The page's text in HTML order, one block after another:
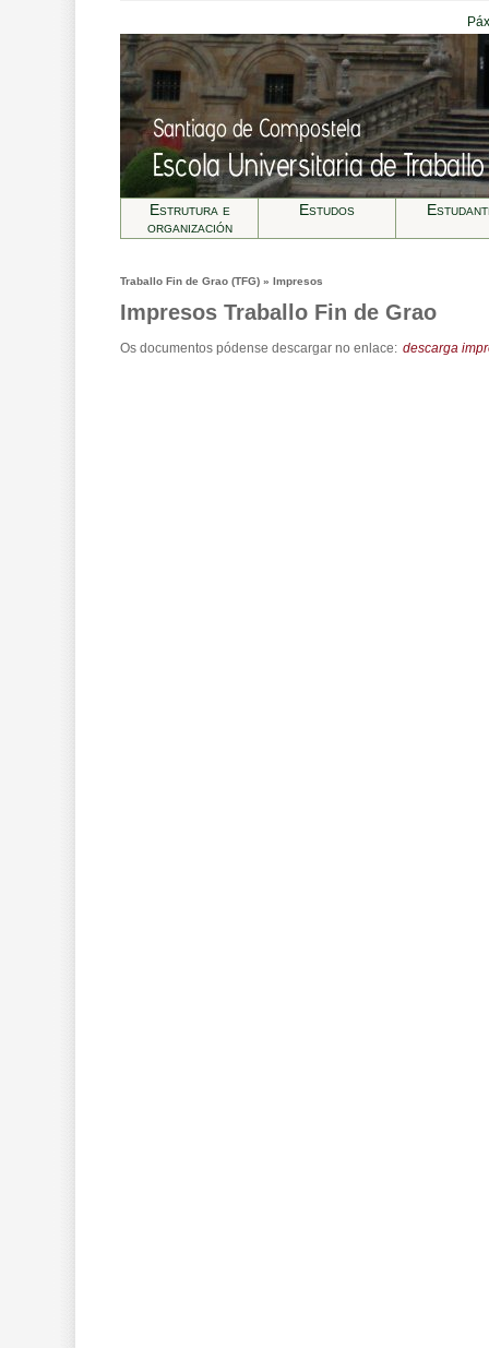
Estrutura e
organización
Estudos
Traballo Fin de Grao (TFG) » Impresos
Impresos Traballo Fin de Grao
Os documentos pódense descargar no enlace: descarga